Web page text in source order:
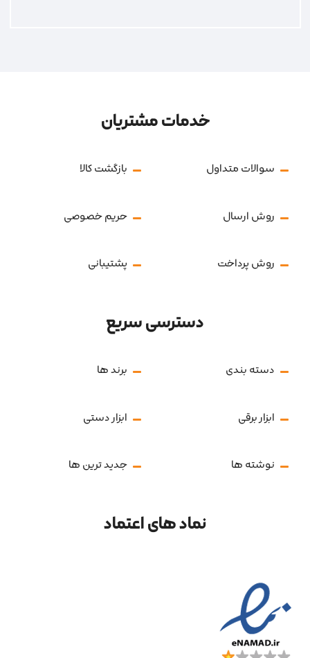
خدمات مشتریان
سوالات متداول بازگشت کالا
روش ارسال حریم خصوصی
روش پرداخت پشتیبانی
دسترسی سریع
دسته بندی برند ها
ابزار برقی ابزار دستی
نوشته ها جدید ترین ها
نماد های اعتماد